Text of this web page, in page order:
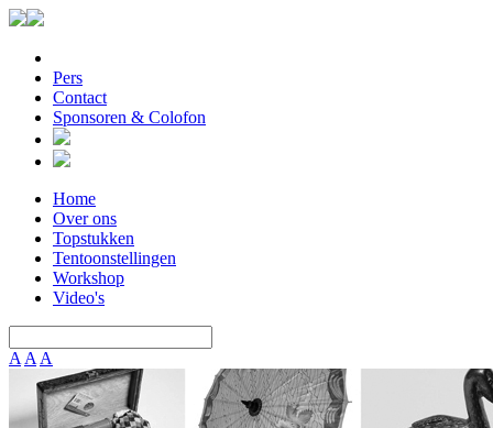
Pers
Contact
Sponsoren & Colofon
Home
Over ons
Topstukken
Tentoonstellingen
Workshop
Video's
A A A